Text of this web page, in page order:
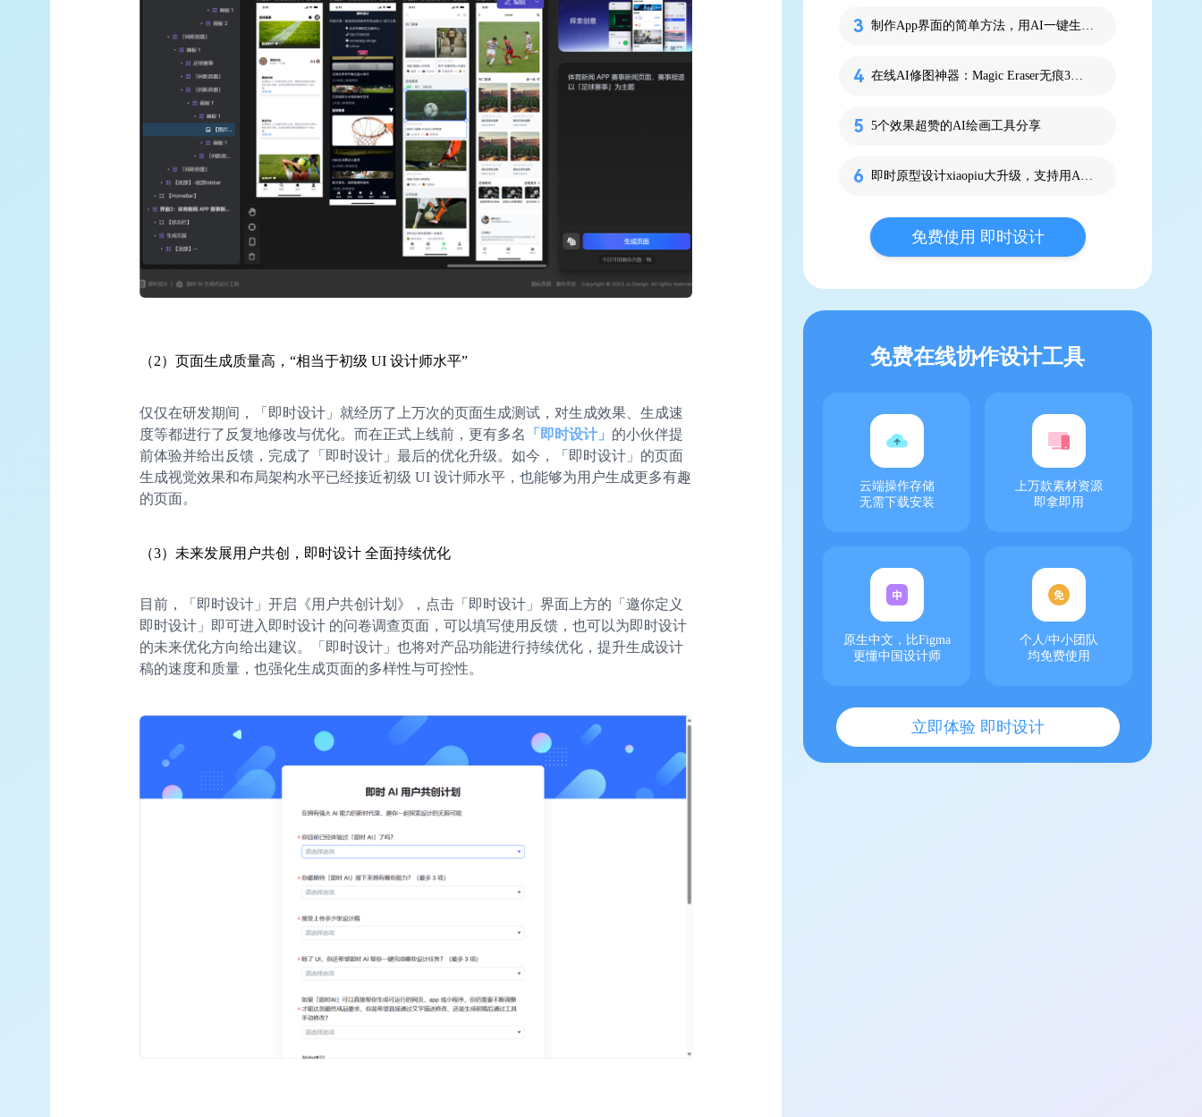
（2）页面生成质量高，“相当于初级 UI 设计师水平”
仅仅在研发期间，「即时设计」就经历了上万次的页面生成测试，对生成效果、生成速
度等都进行了反复地修改与优化。而在正式上线前，更有多名
「即时设计」 的小伙伴提
前体验并给出反馈，完成了「即时设计」最后的优化升级。如今，「即时设计」的页面
生成视觉效果和布局架构水平已经接近初级 UI 设计师水平，也能够为用户生成更多有趣
的页面。
（3）未来发展用户共创，即时设计 全面持续优化
目前，「即时设计」开启《用户共创计划》，点击「即时设计」界面上方的「邀你定义
即时设计」即可进入即时设计 的问卷调查页面，可以填写使用反馈，也可以为即时设计
的未来优化方向给出建议。「即时设计」也将对产品功能进行持续优化，提升生成设计
稿的速度和质量，也强化生成页面的多样性与可控性。
制作App界面的简单方法，用AI一键生成！
在线AI修图神器：Magic Eraser无痕3秒修图！
5个效果超赞的AI绘画工具分享
即时原型设计xiaopiu大升级，支持用AI做原型！
免费使用 即时设计
免费在线协作设计工具
云端操作存储
无需下载安装
上万款素材资源
即拿即用
原生中文，比Figma
更懂中国设计师
个人/中小团队
均免费使用
立即体验 即时设计